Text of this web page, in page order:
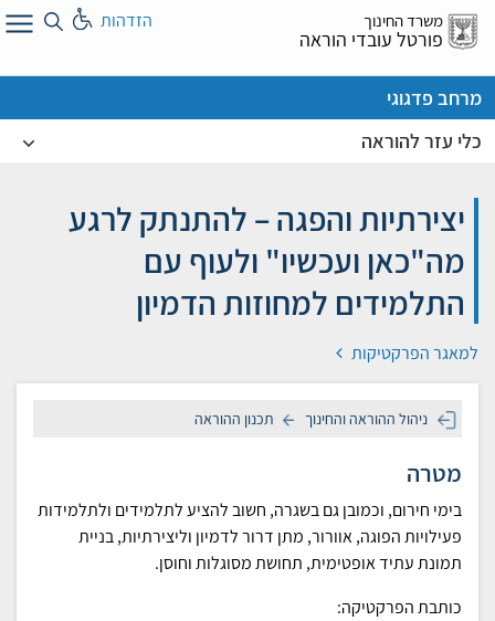
דלג
אל
משרד החינוך
פורטל עובדי הוראה
הזדהות
מרחב פדגוגי
כלי עזר להוראה
יצירתיות והפגה – להתנתק לרגע
מה"כאן ועכשיו" ולעוף עם
התלמידים למחוזות הדמיון
למאגר הפרקטיקות
ניהול ההוראה והחינוך תכנון ההוראה
מטרה
בימי חירום, וכמובן גם בשגרה, חשוב להציע לתלמידים ולתלמידות
פעילויות הפוגה, אוורור, מתן דרור לדמיון וליצירתיות, בניית
תמונת עתיד אופטימית, תחושת מסוגלות וחוסן.
כותבת הפרקטיקה: